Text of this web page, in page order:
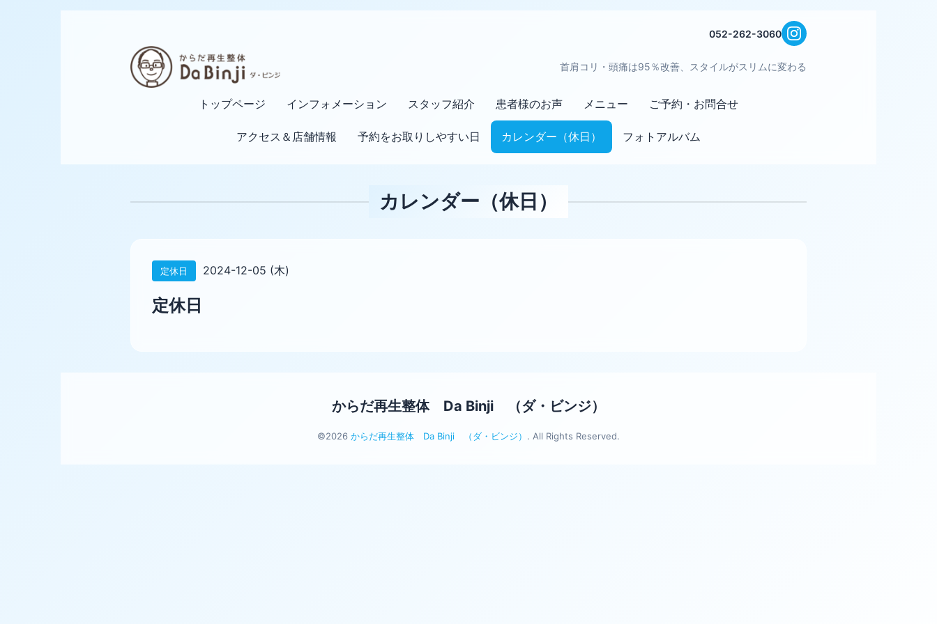
052-262-3060
首肩コリ・頭痛は95％改善、スタイルがスリムに変わる
トップページ インフォメーション スタッフ紹介 患者様のお声 メニュー ご予約・お問合せ
アクセス＆店舗情報 予約をお取りしやすい日 カレンダー（休日） フォトアルバム
カレンダー（休日）
定休日 2024-12-05 (木)
定休日
からだ再生整体 Da Binji （ダ・ビンジ）
©2026 からだ再生整体 Da Binji （ダ・ビンジ） . All Rights Reserved.